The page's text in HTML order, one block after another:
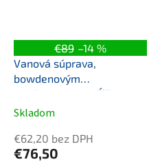
€89 –14 %
Vanová súprava,
bowdenovým
mechanizmom, dĺžka
1000mm, zátka 72mm,
Skladom
€62,20 bez DPH
€76,50